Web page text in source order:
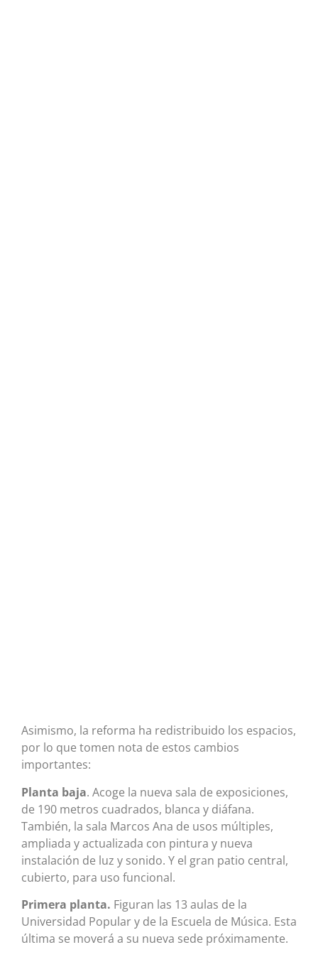
Asimismo, la reforma ha redistribuido los espacios,
por lo que tomen nota de estos cambios
importantes:
Planta baja. Acoge la nueva sala de exposiciones,
de 190 metros cuadrados, blanca y diáfana.
También, la sala Marcos Ana de usos múltiples,
ampliada y actualizada con pintura y nueva
instalación de luz y sonido. Y el gran patio central,
cubierto, para uso funcional.
Primera planta. Figuran las 13 aulas de la
Universidad Popular y de la Escuela de Música. Esta
última se moverá a su nueva sede próximamente.